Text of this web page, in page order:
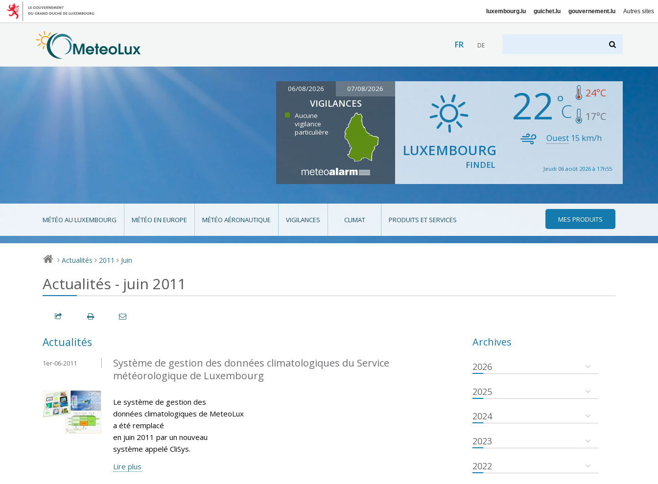
luxembourg.lu guichet.lu gouvernement.lu Autres sites
FR DE
06/08/2026 07/08/2026
VIGILANCES
Aucune
vigilance
particulière
LUXEMBOURG
FINDEL
22 24°C
17°C
Ouest 15 km/h
Jeudi 06 août 2026 à 17h55
MÉTÉO AU LUXEMBOURG MÉTÉO EN EUROPE MÉTÉO AÉRONAUTIQUE VIGILANCES CLIMAT PRODUITS ET SERVICES MES PRODUITS
> Actualités > 2011 > Juin
Actualités - juin 2011
Actualités
Système de gestion des données climatologiques du Service
météorologique de Luxembourg
1er-06-2011
Le système de gestion des
données climatologiques de MeteoLux
a été remplacé
en juin 2011 par un nouveau
système appelé CliSys.
Lire plus
Archives
2026
2025
2024
2023
2022